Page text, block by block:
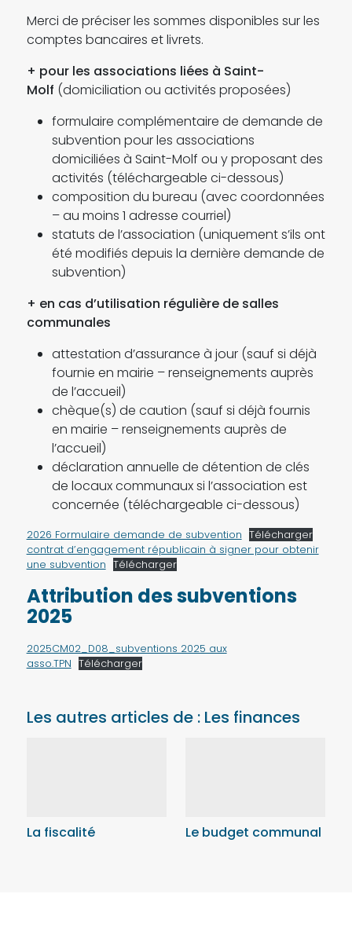
Merci de préciser les sommes disponibles sur les
comptes bancaires et livrets.
+ pour les associations liées à Saint-
Molf (domiciliation ou activités proposées)
formulaire complémentaire de demande de
subvention pour les associations
domiciliées à Saint-Molf ou y proposant des
activités (téléchargeable ci-dessous)
composition du bureau (avec coordonnées
– au moins 1 adresse courriel)
statuts de l’association (uniquement s’ils ont
été modifiés depuis la dernière demande de
subvention)
+ en cas d’utilisation régulière de salles
communales
attestation d’assurance à jour (sauf si déjà
fournie en mairie – renseignements auprès
de l’accueil)
chèque(s) de caution (sauf si déjà fournis
en mairie – renseignements auprès de
l’accueil)
déclaration annuelle de détention de clés
de locaux communaux si l’association est
concernée (téléchargeable ci-dessous)
2026 Formulaire demande de subvention Télécharger
contrat d’engagement républicain à signer pour obtenir
une subvention Télécharger
Attribution des subventions
2025
2025CM02_D08_subventions 2025 aux
asso.TPN Télécharger
Les autres articles de : Les finances
La fiscalité Le budget communal